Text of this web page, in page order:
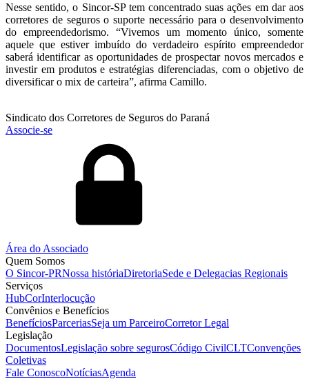
Nesse sentido, o Sincor-SP tem concentrado suas ações em dar aos
corretores de seguros o suporte necessário para o desenvolvimento
do empreendedorismo. “Vivemos um momento único, somente
aquele que estiver imbuído do verdadeiro espírito empreendedor
saberá identificar as oportunidades de prospectar novos mercados e
investir em produtos e estratégias diferenciadas, com o objetivo de
diversificar o mix de carteira”, afirma Camillo.
Sindicato dos Corretores de Seguros do Paraná
Associe-se
Área do Associado
Quem Somos
O Sincor-PRNossa históriaDiretoriaSede e Delegacias Regionais
Serviços
HubCorInterlocução
Convênios e Benefícios
BenefíciosParceriasSeja um ParceiroCorretor Legal
Legislação
DocumentosLegislação sobre segurosCódigo CivilCLTConvenções
Coletivas
Fale ConoscoNotíciasAgenda